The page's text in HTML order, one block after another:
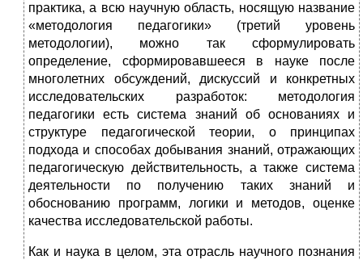
практика, а всю научную область, носящую название
«методология педагогики» (третий уровень
методологии), можно так сформулировать
определение, сформировавшееся в науке после
многолетних обсуждений, дискуссий и конкретных
исследовательских разработок: методология
педагогики есть система знаний об основаниях и
структуре педагогической теории, о принципах
подхода и способах добывания знаний, отражающих
педагогическую действительность, а также система
деятельности по получению таких знаний и
обоснованию программ, логики и методов, оценке
качества исследовательской работы.
Как и наука в целом, эта отрасль научного познания